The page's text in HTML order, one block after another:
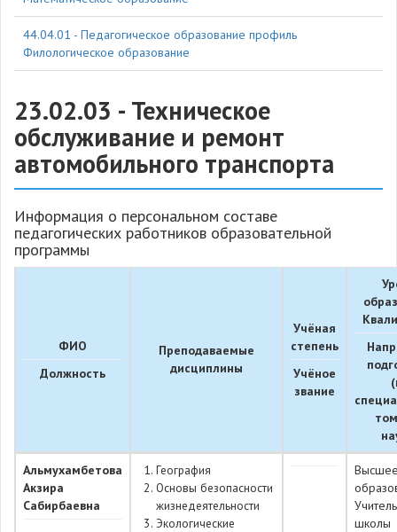
44.04.01 - Педагогическое образование профиль
Филологическое образование
23.02.03 - Техническое
обслуживание и ремонт
автомобильного транспорта
Информация о персональном составе
педагогических работников образовательной
программы
ФИО
Должность
Преподаваемые
дисциплины
Учёная
степень
Учёное
звание
Альмухамбетова
Акзира
Сабирбаевна
География
Основы безопасности
жизнедеятельности
Экологические
школы